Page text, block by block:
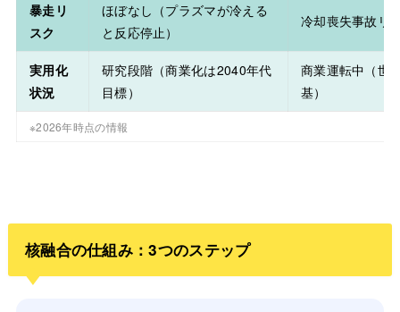
暴走リ
スク
ほぼなし（プラズマが冷える
と反応停止）
冷却喪失事故リ
実用化
状況
研究段階（商業化は2040年代
目標）
商業運転中（世
基）
※2026年時点の情報
核融合の仕組み：3つのステップ